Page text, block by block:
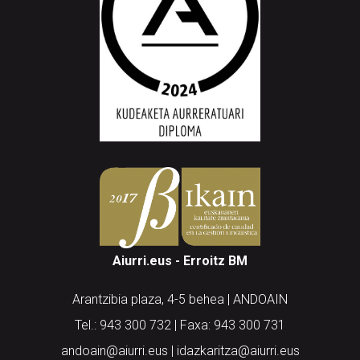
Aiurri.eus - Erroitz BM
Arantzibia plaza, 4-5 behea | ANDOAIN
Tel.: 943 300 732 | Faxa: 943 300 731
andoain@aiurri.eus | idazkaritza@aiurri.eus